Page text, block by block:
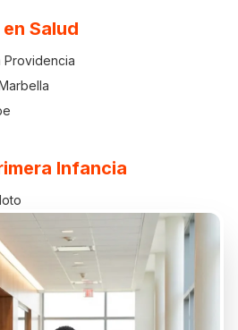
Salud
Providencia
Infancia